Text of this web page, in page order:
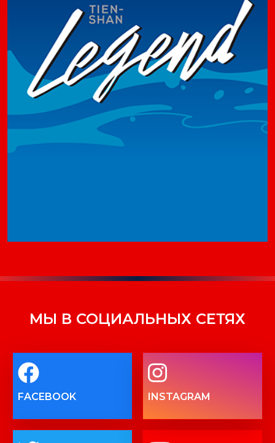
МЫ В СОЦИАЛЬНЫХ СЕТЯХ
FACEBOOK INSTAGRAM